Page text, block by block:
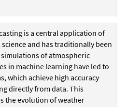
is a central application of
and has traditionally been
of atmospheric
in machine learning have led to
which achieve high accuracy
directly from data. This
the evolution of weather